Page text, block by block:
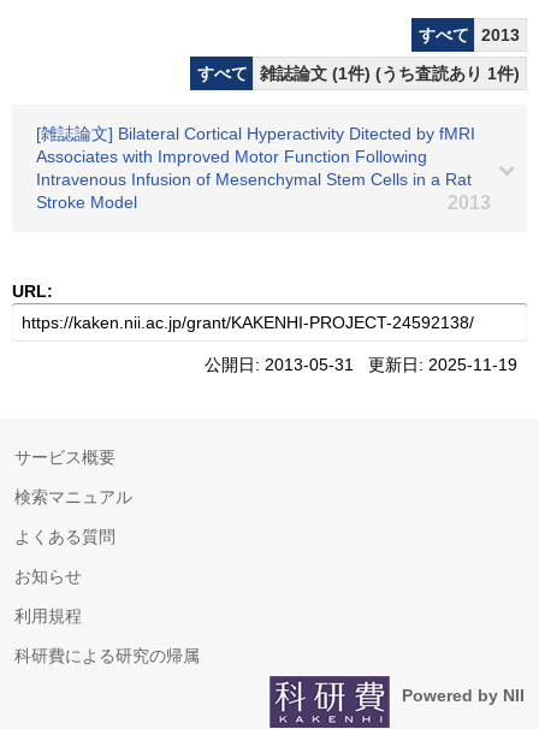
すべて
2013
すべて
雑誌論文 (1件) (うち査読あり 1件)
[雑誌論文] Bilateral Cortical Hyperactivity Ditected by fMRI
Associates with Improved Motor Function Following
Intravenous Infusion of Mesenchymal Stem Cells in a Rat
Stroke Model
2013
URL:
公開日: 2013-05-31 更新日: 2025-11-19
サービス概要
検索マニュアル
よくある質問
お知らせ
利用規程
科研費による研究の帰属
Powered by NII